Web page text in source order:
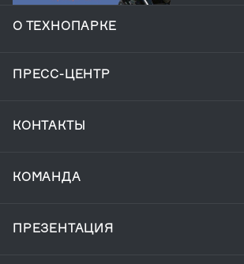
О ТЕХНОПАРКЕ
ПРЕСС-ЦЕНТР
КОНТАКТЫ
КОМАНДА
ПРЕЗЕНТАЦИЯ